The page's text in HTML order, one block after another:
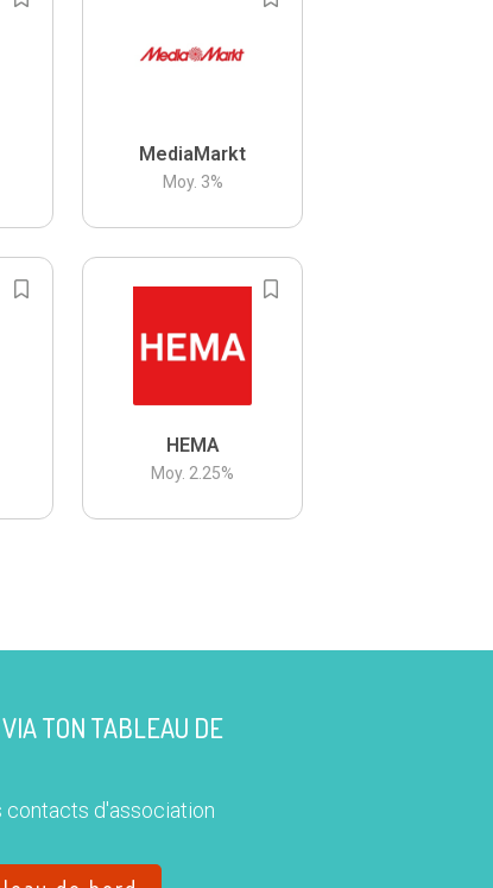
MediaMarkt
Moy. 3%
HEMA
Moy. 2.25%
TON TABLEAU DE
contacts d'association